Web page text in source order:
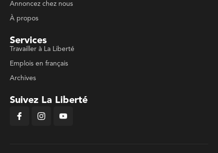
Annoncez chez nous
À propos
Services
Travailler à La Liberté
Emplois en français
Archives
Suivez La Liberté